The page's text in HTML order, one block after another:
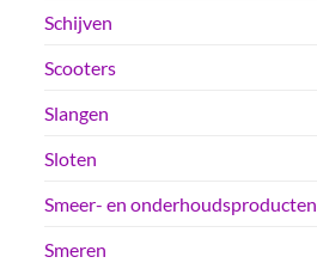
Schijven
Scooters
Slangen
Sloten
Smeer- en onderhoudsproducten
Smeren